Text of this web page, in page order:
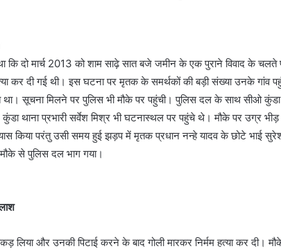
कि दो मार्च 2013 को शाम साढ़े सात बजे जमीन के एक पुराने विवाद के
कर दी गई थी। इस घटना पर मृतक के समर्थकों की बड़ी संख्या उनके गांव
सूचना मिलने पर पुलिस भी मौके पर पहुंची। पुलिस दल के साथ सीओ कुंडा
थाना प्रभारी सर्वेश मिश्र भी घटनास्थल पर पहुंचे थे। मौके पर उग्र
किया परंतु उसी समय हुई झड़प में मृतक प्रधान नन्हे यादव के छोटे भाई सुरेश
से पुलिस दल भाग गया।
और उनकी पिटाई करने के बाद गोली मारकर निर्मम हत्या कर दी।